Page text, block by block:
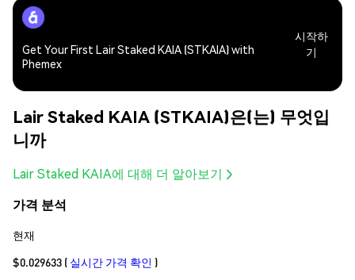
Get Your First Lair Staked KAIA (STKAIA) with
Phemex
시작하
기
Lair Staked KAIA (STKAIA)은(는) 무엇입
니까
Lair Staked KAIA에 대해 더 알아보기
가격 분석
현재
$0.029633 ( 실시간 가격 확인 )